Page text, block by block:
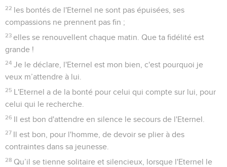
22
les bontés de l'Eternel ne sont pas épuisées, ses
compassions ne prennent pas fin ;
23 elles se renouvellent chaque matin. Que ta fidélité est
grande !
24 Je le déclare, l'Eternel est mon bien, c'est pourquoi je
veux m’attendre à lui.
25
L'Eternel a de la bonté pour celui qui compte sur lui, pour
celui qui le recherche.
26 Il est bon d'attendre en silence le secours de l'Eternel.
27
Il est bon, pour l'homme, de devoir se plier à des
contraintes dans sa jeunesse.
28 Qu’il se tienne solitaire et silencieux, lorsque l'Eternel le